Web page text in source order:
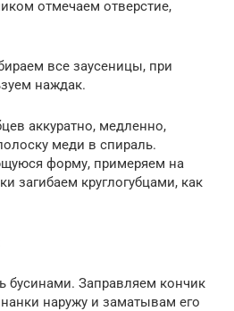
отмечаем отверстие,
все заусеницы, при
наждак.
аккуратно, медленно,
меди в спираль.
форму, примеряем на
загибаем круглогубцами, как
бусинами. Заправляем кончик
наружу и заматывам его